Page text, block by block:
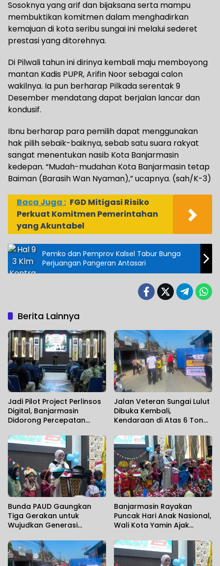
Sosoknya yang arif dan bijaksana serta mampu
membuktikan komitmen dalam menghadirkan
kemajuan di kota seribu sungai ini melalui sederet
prestasi yang ditorehnya.
Di Pilwali tahun ini dirinya kembali maju memboyong
mantan Kadis PUPR, Arifin Noor sebagai calon
wakilnya. Ia pun berharap Pilkada serentak 9
Desember mendatang dapat berjalan lancar dan
kondusif.
Ibnu berharap para pemilih dapat menggunakan
hak pilih sebaik-baiknya, sebab satu suara rakyat
sangat menentukan nasib Kota Banjarmasin
kedepan. “Mudah-mudahan Kota Banjarmasin tetap
Baiman (Barasih Wan Nyaman),” ucapnya. (sah/K-3)
Baca Juga : FGD Mitigasi Risiko
Perkuat Komitmen Pemerintahan
yang Akuntabel
Pemko dan Pemprov Kalsel Tabur Bunga
Perjuangan Pangeran Antasari
Berita Lainnya
Jadi Pilot Project Perlinsos
Digital, Banjarmasin
Didorong Percepatan
Bola
Jalan Veteran Sungai Lulut
Dibuka Kembali,
Kendaraan di Atas 6 Ton
Bunda PAUD Gaungkan
Tiga Gerakan untuk
Wujudkan Generasi
Banjarmasin Rayakan
Puncak Hari Anak Nasional,
Wali Kota Yamin Ajak